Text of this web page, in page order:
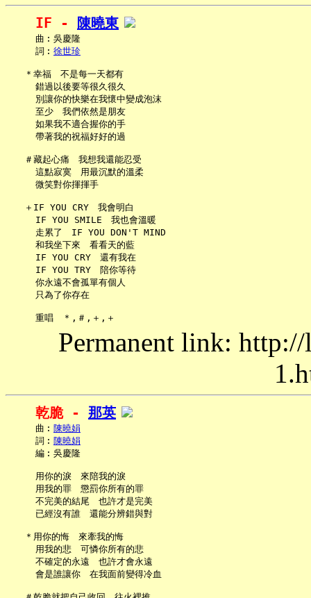
IF - 陳曉東
     曲︰吳慶隆
     詞︰
徐世珍
   ＊幸福　不是每一天都有
     錯過以後要等很久很久
     別讓你的快樂在我懷中變成泡沫
     至少　我們依然是朋友
     如果我不適合握你的手
     帶著我的祝福好好的過
   ＃藏起心痛　我想我還能忍受
     這點寂寞　用最沉默的溫柔
     微笑對你揮揮手
   ＋IF YOU CRY　我會明白
     IF YOU SMILE　我也會溫暖
     走累了　IF YOU DON'T MIND
     和我坐下來　看看天的藍
     IF YOU CRY　還有我在
     IF YOU TRY　陪你等待
     你永遠不會孤單有個人
     只為了你存在
Permanent link:
乾脆 - 那英
     曲︰
陳曉娟
     詞︰
陳曉娟
     編︰吳慶隆
     用你的淚　來陪我的淚
     用我的罪　懲罰你所有的罪
     不完美的結尾　也許才是完美
     已經沒有誰　還能分辨錯與對
   ＊用你的悔　來牽我的悔
     用我的悲　可憐你所有的悲
     不確定的永遠　也許才會永遠
     會是誰讓你　在我面前變得冷血